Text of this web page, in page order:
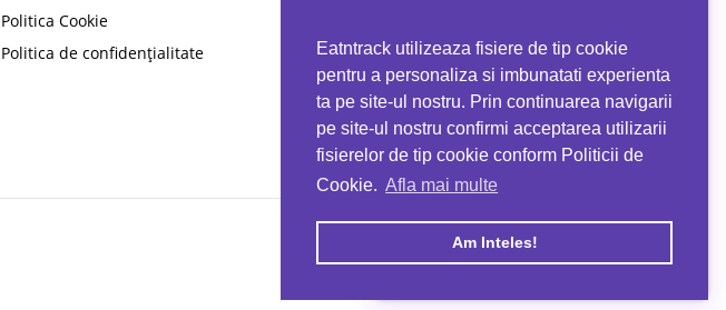
Eatntrack utilizeaza fisiere de tip cookie
pentru a personaliza si imbunatati experienta
ta pe site-ul nostru. Prin continuarea navigarii
pe site-ul nostru confirmi acceptarea utilizarii
fisierelor de tip cookie conform Politicii de
Cookie. Afla mai multe
Am Inteles!
Politica Cookie
Politica de confidențialitate
PROTO41
reducere la orice comandă
EATNTRACK
MYPROTEIN
Ai40%reducere la orice comandă
folosind codul EATTRACK